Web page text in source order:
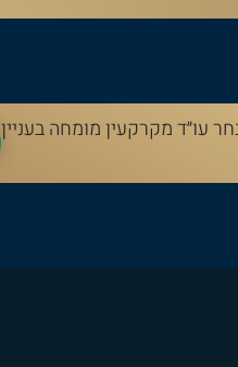
עו״ד מקרקעין מומחה בעניין